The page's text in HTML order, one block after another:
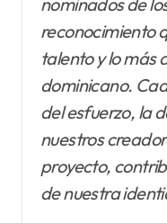
reconocimiento
talento y lo más
dominicano.
del esfuerzo, la
nuestros
proyecto,
de nuestra